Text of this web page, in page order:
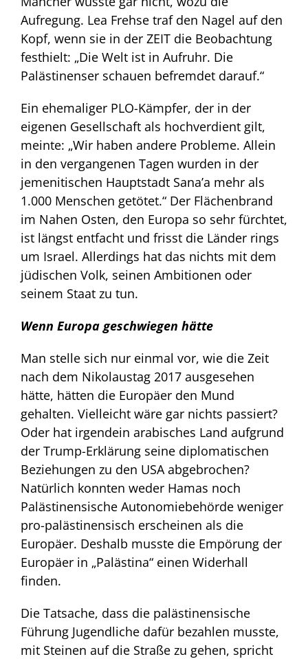
Aufregung. Lea Frehse traf den Nagel auf den
Kopf, wenn sie in der ZEIT die Beobachtung
festhielt: „Die Welt ist in Aufruhr. Die
Palästinenser schauen befremdet darauf.“
Ein ehemaliger PLO-Kämpfer, der in der
eigenen Gesellschaft als hochverdient gilt,
meinte: „Wir haben andere Probleme. Allein
in den vergangenen Tagen wurden in der
jemenitischen Hauptstadt Sana’a mehr als
1.000 Menschen getötet.“ Der Flächenbrand
im Nahen Osten, den Europa so sehr fürchtet,
ist längst entfacht und frisst die Länder rings
um Israel. Allerdings hat das nichts mit dem
jüdischen Volk, seinen Ambitionen oder
seinem Staat zu tun.
Wenn Europa geschwiegen hätte
Man stelle sich nur einmal vor, wie die Zeit
nach dem Nikolaustag 2017 ausgesehen
hätte, hätten die Europäer den Mund
gehalten. Vielleicht wäre gar nichts passiert?
Oder hat irgendein arabisches Land aufgrund
der Trump-Erklärung seine diplomatischen
Beziehungen zu den USA abgebrochen?
Natürlich konnten weder Hamas noch
Palästinensische Autonomiebehörde weniger
pro-palästinensisch erscheinen als die
Europäer. Deshalb musste die Empörung der
Europäer in „Palästina“ einen Widerhall
finden.
Die Tatsache, dass die palästinensische
Führung Jugendliche dafür bezahlen musste,
mit Steinen auf die Straße zu gehen, spricht